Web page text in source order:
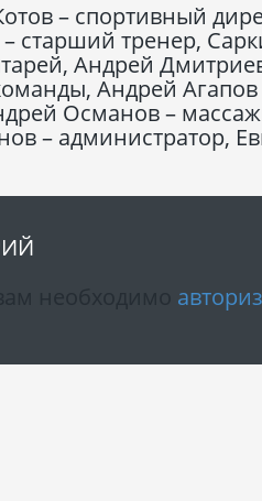
– спортивный
тренер,
Андрей
Андрей Агапов
Османов –
– администратор,